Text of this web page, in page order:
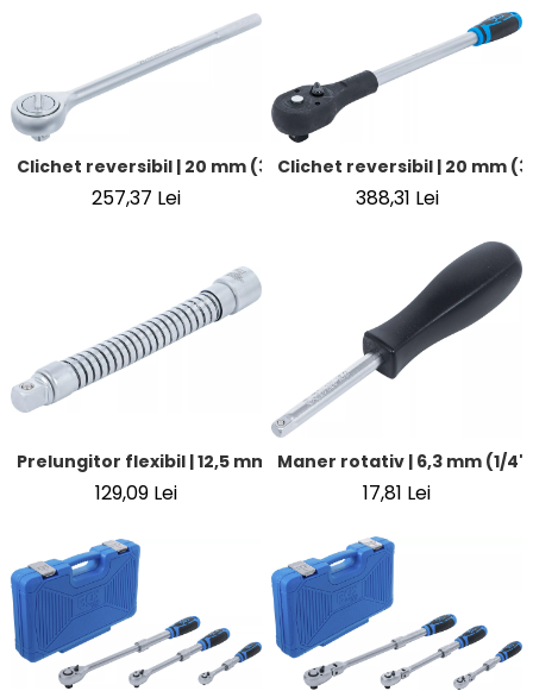
Clichet reversibil | 20 mm (3/4")
257,37 Lei
Clichet reversibil | 20 mm
388,31 Lei
Prelungitor flexibil | 12,5 mm (1/2") | 190 mm
129,09 Lei
Maner rotativ | 6,3 mm (1/
17,81 Lei